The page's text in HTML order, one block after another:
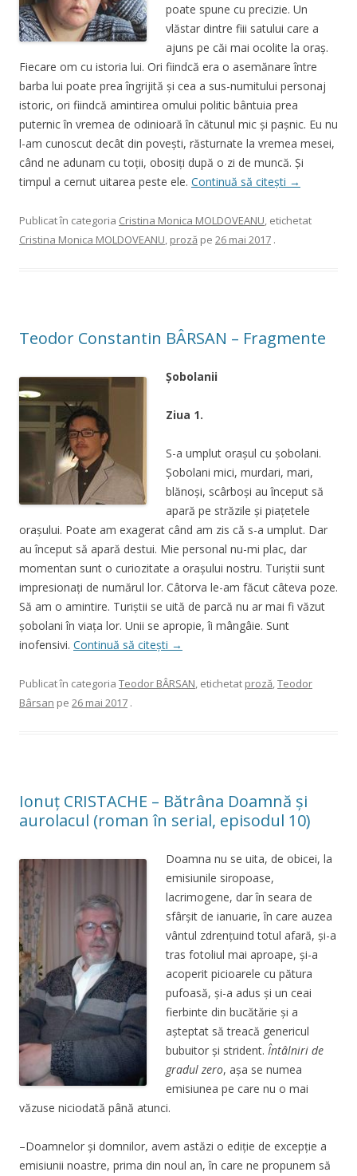
poate spune cu precizie. Un
vlăstar dintre fiii satului care a
ajuns pe căi mai ocolite la oraş.
Fiecare om cu istoria lui. Ori fiindcă era o asemănare între
barba lui poate prea îngrijită şi cea a sus-numitului personaj
istoric, ori fiindcă amintirea omului politic bântuia prea
puternic în vremea de odinioară în cătunul mic şi paşnic. Eu nu
l-am cunoscut decât din poveşti, răsturnate la vremea mesei,
când ne adunam cu toţii, obosiţi după o zi de muncă. Şi
timpul a cernut uitarea peste ele. Continuă să citești →
Publicat în categoria Cristina Monica MOLDOVEANU, etichetat
Cristina Monica MOLDOVEANU, proză pe 26 mai 2017 .
Teodor Constantin BÂRSAN – Fragmente
Şobolanii
Ziua 1.
S-a umplut oraşul cu şobolani.
Şobolani mici, murdari, mari,
blănoşi, scârboşi au început să
apară pe străzile şi piaţetele
oraşului. Poate am exagerat când am zis că s-a umplut. Dar
au început să apară destui. Mie personal nu-mi plac, dar
momentan sunt o curiozitate a oraşului nostru. Turiştii sunt
impresionaţi de numărul lor. Câtorva le-am făcut câteva poze.
Să am o amintire. Turiştii se uită de parcă nu ar mai fi văzut
şobolani în viaţa lor. Unii se apropie, îi mângâie. Sunt
inofensivi. Continuă să citești →
Publicat în categoria Teodor BÂRSAN, etichetat proză,Teodor
Bârsan pe 26 mai 2017 .
Ionuţ CRISTACHE – Bătrâna Doamnă și
aurolacul (roman în serial, episodul 10)
Doamna nu se uita, de obicei, la
emisiunile siropoase,
lacrimogene, dar în seara de
sfârșit de ianuarie, în care auzea
vântul zdrențuind totul afară, și-a
tras fotoliul mai aproape, și-a
acoperit picioarele cu pătura
pufoasă, și-a adus și un ceai
fierbinte din bucătărie și a
așteptat să treacă genericul
bubuitor și strident. Întâlniri de
gradul zero, așa se numea
emisiunea pe care nu o mai
văzuse niciodată până atunci.
–Doamnelor și domnilor, avem astăzi o ediție de excepție a
emisiunii noastre, prima din noul an, în care ne propunem să